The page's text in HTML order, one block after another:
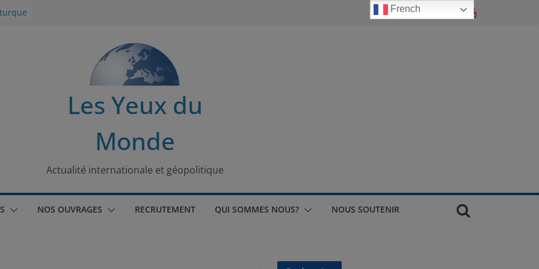
Les Yeux du
Monde
Actualité internationale et géopolitique
NOS OUVRAGES RECRUTEMENT QUI SOMMES NOUS? NOUS SOUTENIR
French